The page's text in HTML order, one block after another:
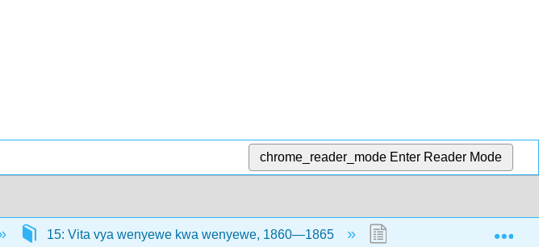
chrome_reader_mode Enter Reader Mode
15: Vita vya wenyewe kwa wenyewe, 1860—1865 15.1: Asili na Kuzuka